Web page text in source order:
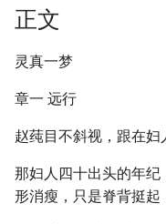
正文
灵真一梦
章一 远行
赵莼目不斜视，跟在妇
那妇人四十出头的年
形消瘦，只是脊背挺起